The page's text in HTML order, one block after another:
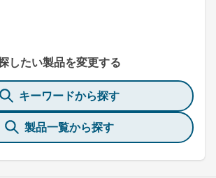
したい製品を変更する
キーワードから探す
製品一覧から探す